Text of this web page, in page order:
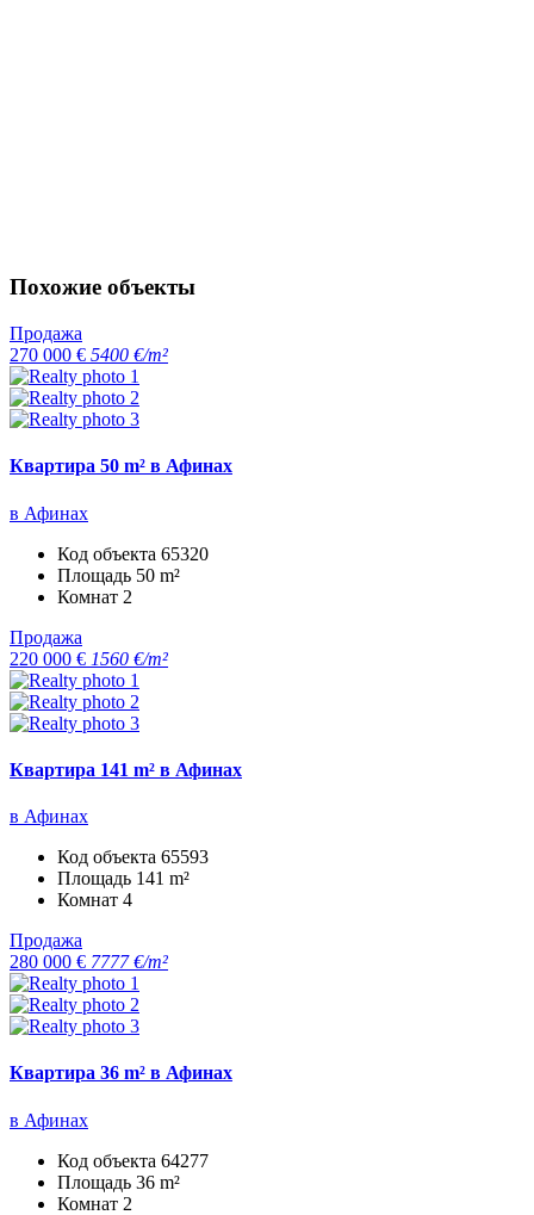
Похожие объекты
Продажа
270 000 € 5400 €/m²
Квартира 50 m² в Афинах
в Афинах
Код объекта 65320
Площадь 50 m²
Комнат 2
Продажа
220 000 € 1560 €/m²
Квартира 141 m² в Афинах
в Афинах
Код объекта 65593
Площадь 141 m²
Комнат 4
Продажа
280 000 € 7777 €/m²
Квартира 36 m² в Афинах
в Афинах
Код объекта 64277
Площадь 36 m²
Комнат 2